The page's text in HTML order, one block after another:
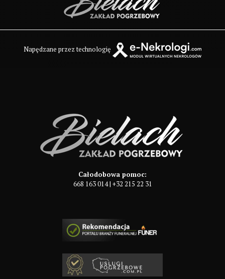
Napędzane przez technologię
Całodobowa pomoc:
668 163 014| +32 215 22 31